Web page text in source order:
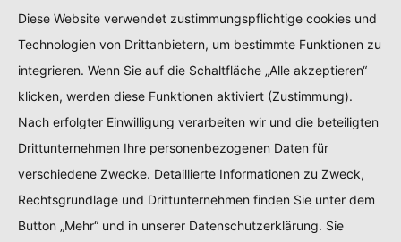
Ihrem Browser, um Ihnen die erteilten Einwilligungen
bzw. deren Widerruf zuordnen zu können. Die so
erfassten Daten werden gespeichert, bis Sie uns zur
Löschung auffordern, das Usercentrics-Cookie selbst
löschen oder der Zweck für die Datenspeicherung
entfällt. Zwingende gesetzliche
Aufbewahrungspflichten bleiben unberührt.
Der Einsatz von Usercentrics erfolgt, um die
gesetzlich vorgeschriebenen Einwilligungen für den
Diese Website verwendet zustimmungspflichtige cookies und
Technologien von Drittanbietern, um bestimmte Funktionen zu
integrieren. Wenn Sie auf die Schaltfläche „Alle akzeptieren“
klicken, werden diese Funktionen aktiviert (Zustimmung).
Nach erfolgter Einwilligung verarbeiten wir und die beteiligten
Drittunternehmen Ihre personenbezogenen Daten für
verschiedene Zwecke. Detaillierte Informationen zu Zweck,
Rechtsgrundlage und Drittunternehmen finden Sie unter dem
Button „Mehr“ und in unserer Datenschutzerklärung. Sie